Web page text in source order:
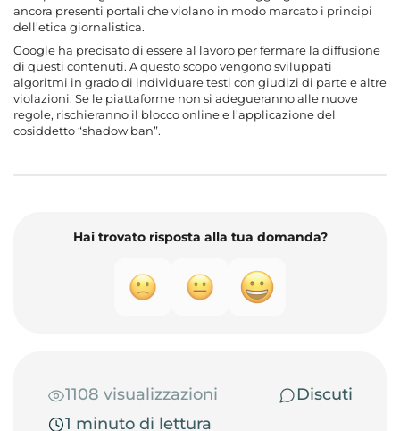
ancora presenti portali che violano in modo marcato i principi
dell’etica giornalistica.
Google ha precisato di essere al lavoro per fermare la diffusione
di questi contenuti. A questo scopo vengono sviluppati
algoritmi in grado di individuare testi con giudizi di parte e altre
violazioni. Se le piattaforme non si adegueranno alle nuove
regole, rischieranno il blocco online e l’applicazione del
cosiddetto “shadow ban”.
Hai trovato risposta alla tua domanda?
1108 visualizzazioni
Discuti
1 minuto di lettura